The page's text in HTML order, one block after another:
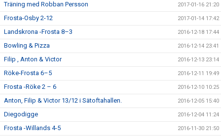
Träning med Robban Persson 2017-01-16 21:20
Frosta-Osby 2-12 2017-01-14 17:42
Landskrona -Frosta 8–3 2016-12-18 17:44
Bowling & Pizza 2016-12-14 23:41
Filip , Anton & Victor 2016-12-13 23:14
Röke-Frosta 6–5 2016-12-11 19:49
Frosta -Röke 2 – 6 2016-12-10 10:25
Anton, Filip & Victor 13/12 i Sätoftahallen. 2016-12-05 15:40
Diegodigge 2016-12-04 11:24
Frosta -Willands 4-5 2016-11-30 21:50